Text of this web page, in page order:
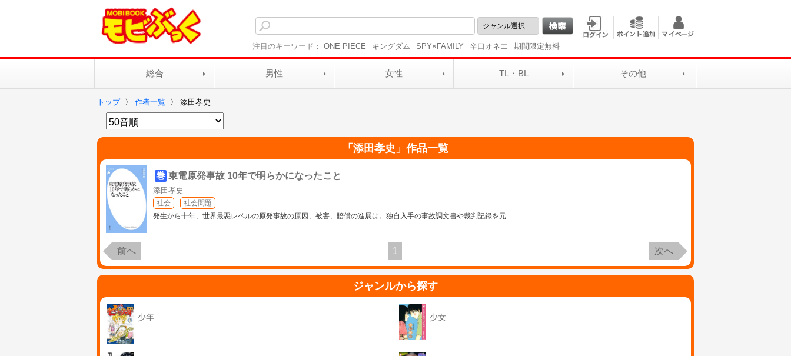
注目のキーワード： ONE PIECE キングダム SPY×FAMILY 辛口オネエ 期間限定無料
総合 男性 女性 TL・BL その他
トップ 〉 作者一覧 〉 添田孝史
「 添田孝史 」作品一覧
巻 東電原発事故 10年で明らかになったこと
添田孝史
社会
社会問題
発生から十年、世界最悪レベルの原発事故の原因、被害、賠償の進展は。独自入手の事故調文書や裁判記録を元…
前へ 1 次へ
ジャンルから探す
少年 少女